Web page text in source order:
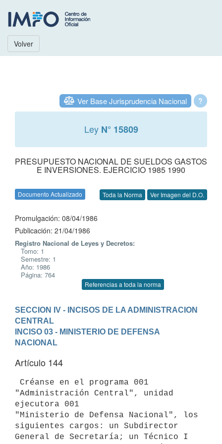
Volver
?
Ver Base Jurisprudencia Nacional
Ley N° 15809
PRESUPUESTO NACIONAL DE SUELDOS GASTOS
E INVERSIONES. EJERCICIO 1985 1990
Documento Actualizado Toda la Norma Ver Imagen del D.O.
Promulgación: 08/04/1986
Publicación: 21/04/1986
Registro Nacional de Leyes y Decretos:
Tomo: 1
Semestre: 1
Año: 1986
Página: 764
Referencias a toda la norma
SECCION IV - INCISOS DE LA ADMINISTRACION
CENTRAL
INCISO 03 - MINISTERIO DE DEFENSA
NACIONAL
Artículo 144
"Administración Central", unidad
ejecutora 001
"Ministerio de Defensa Nacional", los
siguientes cargos: un Subdirector
General de Secretaría; un Técnico I